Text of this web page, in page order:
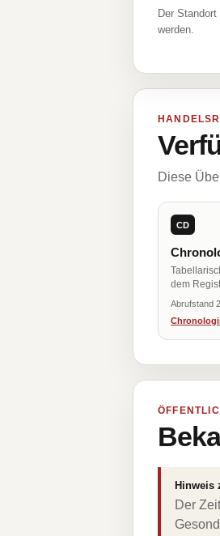
Der
werden.
Diese
CD
dem
Abrufstand
Hinweis
Der